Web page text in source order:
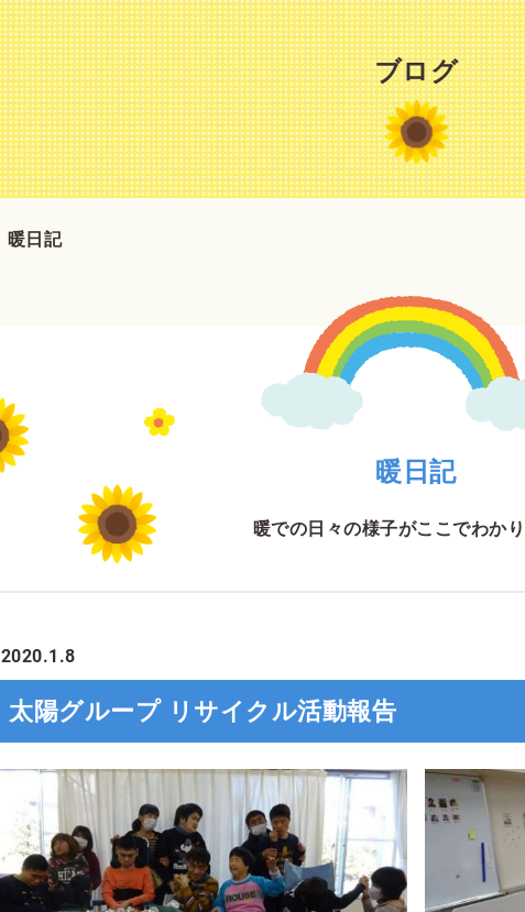
ブログ
暖日記
暖日記
暖での日々の様子がここでわか
2020.1.8
太陽グループ リサイクル活動報告